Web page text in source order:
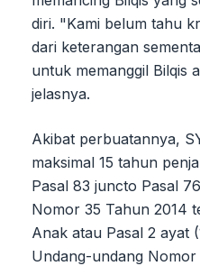
diri. "Kami belum tahu
dari keterangan
untuk memanggil Bilqis
jelasnya.
Akibat perbuatannya,
maksimal 15 tahun
Pasal 83 juncto Pasal
Nomor 35 Tahun 2014
Anak atau Pasal 2 ayat
Undang-undang